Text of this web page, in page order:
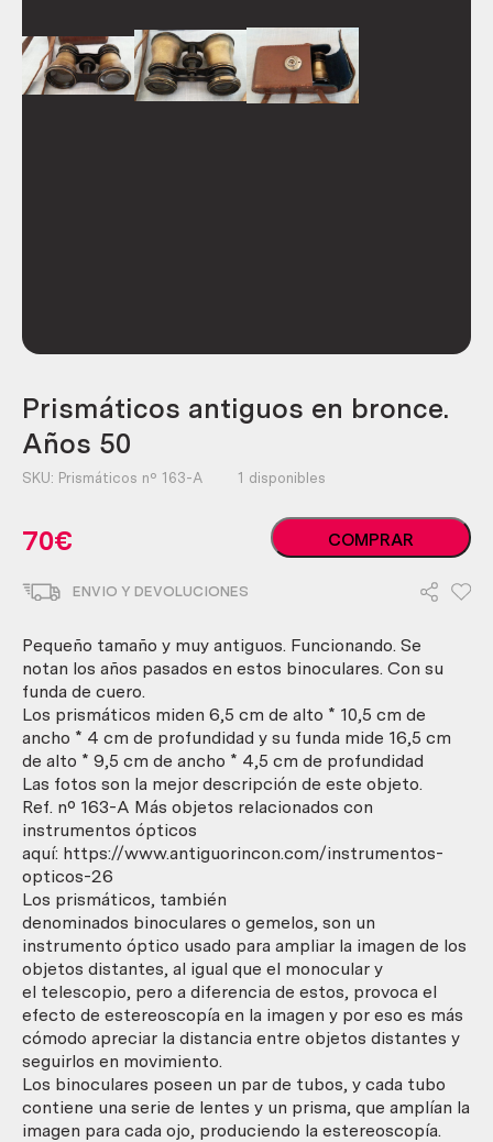
Prismáticos antiguos en bronce.
Años 50
SKU: Prismáticos nº 163-A 1 disponibles
70€
Prismáticos
antiguos
50
cantidad
COMPRAR
ENVIO Y DEVOLUCIONES
Pequeño tamaño y muy antiguos. Funcionando. Se
notan los años pasados en estos binoculares. Con su
funda de cuero.
Los prismáticos miden 6,5 cm de alto * 10,5 cm de
ancho * 4 cm de profundidad y su funda mide 16,5 cm
de alto * 9,5 cm de ancho * 4,5 cm de profundidad
Las fotos son la mejor descripción de este objeto.
Ref. nº 163-A Más objetos relacionados con
instrumentos ópticos
aquí: https://www.antiguorincon.com/instrumentos-
opticos-26
Los prismáticos, también
denominados binoculares o gemelos, son un
instrumento óptico usado para ampliar la imagen de los
objetos distantes, al igual que el monocular y
el telescopio, pero a diferencia de estos, provoca el
efecto de estereoscopía en la imagen y por eso es más
cómodo apreciar la distancia entre objetos distantes y
seguirlos en movimiento.
Los binoculares poseen un par de tubos, y cada tubo
contiene una serie de lentes y un prisma, que amplían la
imagen para cada ojo, produciendo la estereoscopía.